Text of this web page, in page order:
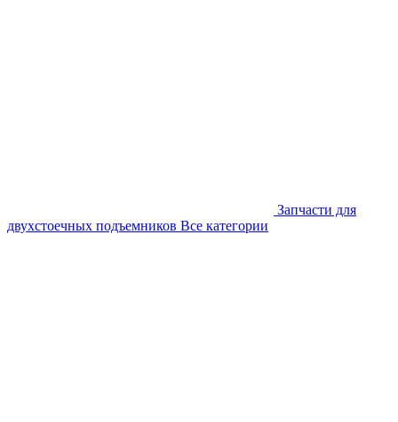
Запчасти для
двухстоечных подъемников Все категории